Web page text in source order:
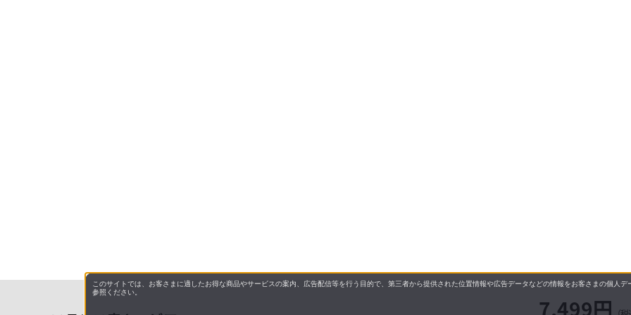
7,499円
このサイトでは、お客さまに適したお得な商品やサービスの案内、広告配信等を行う目的で、第三者から提供された位置情報や広告データなどの情報をお客さまの個人
参照ください。